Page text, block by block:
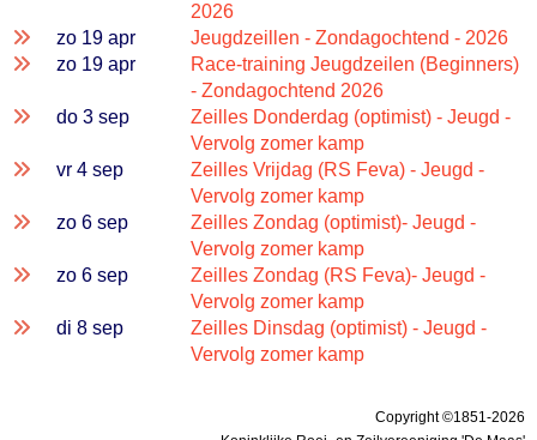
2026
zo 19 apr
Jeugdzeillen - Zondagochtend - 2026
zo 19 apr
Race-training Jeugdzeilen (Beginners)
- Zondagochtend 2026
do 3 sep
Zeilles Donderdag (optimist) - Jeugd -
Vervolg zomer kamp
vr 4 sep
Zeilles Vrijdag (RS Feva) - Jeugd -
Vervolg zomer kamp
zo 6 sep
Zeilles Zondag (optimist)- Jeugd -
Vervolg zomer kamp
zo 6 sep
Zeilles Zondag (RS Feva)- Jeugd -
Vervolg zomer kamp
di 8 sep
Zeilles Dinsdag (optimist) - Jeugd -
Vervolg zomer kamp
Copyright ©1851-2026